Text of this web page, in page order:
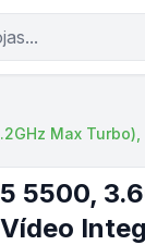
Max
5500,
Vídeo